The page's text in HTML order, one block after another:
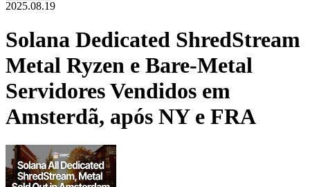
2025.08.19
Solana Dedicated ShredStream
Metal Ryzen e Bare-Metal
Servidores Vendidos em
Amsterdã, após NY e FRA